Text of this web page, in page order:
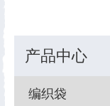
产品中心
编织袋